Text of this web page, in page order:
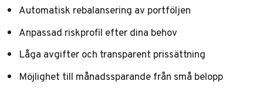
Automatisk rebalansering av portföljen
Anpassad riskprofil efter dina behov
Låga avgifter och transparent prissättning
Möjlighet till månadssparande från små belopp